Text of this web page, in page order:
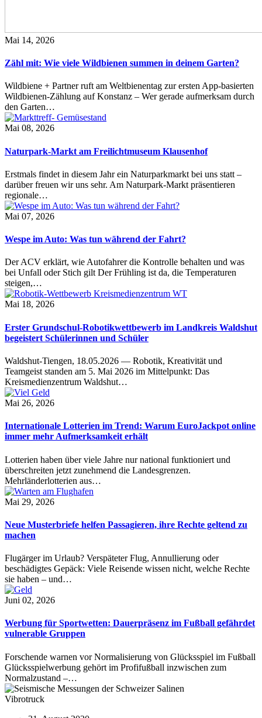
Mai 14, 2026
Zähl mit: Wie viele Wildbienen summen in deinem Garten?
Wildbiene + Partner ruft am Weltbienentag zur ersten App-basierten
Wildbienen-Zählung auf Konstanz – Wer gerade aufmerksam durch
den Garten…
Mai 08, 2026
Naturpark-Markt am Freilichtmuseum Klausenhof
Erstmals findet in diesem Jahr ein Naturparkmarkt bei uns statt –
darüber freuen wir uns sehr. Am Naturpark-Markt präsentieren
regionale…
Mai 07, 2026
Wespe im Auto: Was tun während der Fahrt?
Der ACV erklärt, wie Autofahrer die Kontrolle behalten und was
bei Unfall oder Stich gilt Der Frühling ist da, die Temperaturen
steigen,…
Mai 18, 2026
Erster Grundschul-Robotikwettbewerb im Landkreis Waldshut
begeistert Schülerinnen und Schüler
Waldshut-Tiengen, 18.05.2026 — Robotik, Kreativität und
Teamgeist standen am 5. Mai 2026 im Mittelpunkt: Das
Kreismedienzentrum Waldshut…
Mai 26, 2026
Internationale Lotterien im Trend: Warum EuroJackpot online
immer mehr Aufmerksamkeit erhält
Lotterien haben über viele Jahre nur national funktioniert und
überschreiten jetzt zunehmend die Landesgrenzen.
Mehrländerlotterien aus…
Mai 29, 2026
Neue Musterbriefe helfen Passagieren, ihre Rechte geltend zu
machen
Flugärger im Urlaub? Verspäteter Flug, Annullierung oder
beschädigtes Gepäck: Viele Reisende wissen nicht, welche Rechte
sie haben – und…
Juni 02, 2026
Werbung für Sportwetten: Dauerpräsenz im Fußball gefährdet
vulnerable Gruppen
Forschende warnen vor Normalisierung von Glücksspiel im Fußball
Glücksspielwerbung gehört im Profifußball inzwischen zum
Normalzustand –…
Vibrotruck